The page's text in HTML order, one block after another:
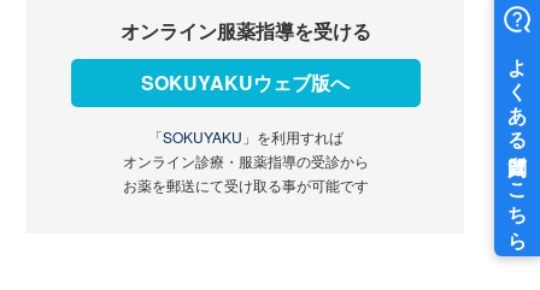
オンライン服薬指導を受ける
SOKUYAKUウェブ版へ
「SOKUYAKU」 を利用すれば
オンライン診療・服薬指導の受診から
お薬を郵送にて受け取る事が可能です